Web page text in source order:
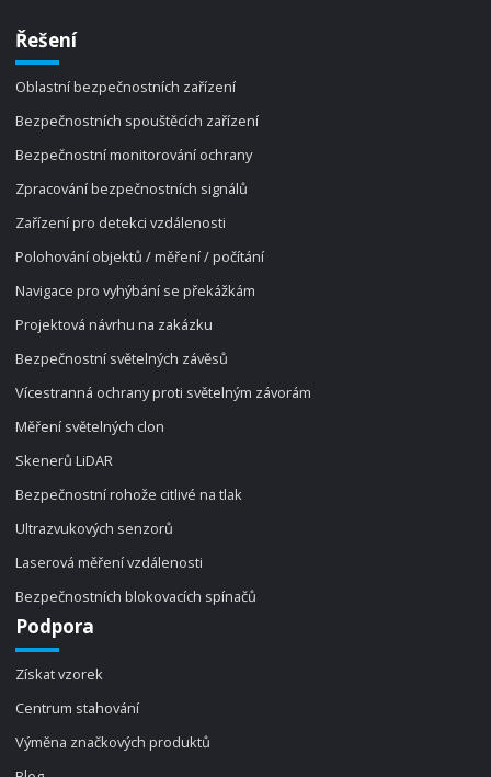
Řešení
Oblastní bezpečnostních zařízení
Bezpečnostních spouštěcích zařízení
Bezpečnostní monitorování ochrany
Zpracování bezpečnostních signálů
Zařízení pro detekci vzdálenosti
Polohování objektů / měření / počítání
Navigace pro vyhýbání se překážkám
Projektová návrhu na zakázku
Bezpečnostní světelných závěsů
Vícestranná ochrany proti světelným závorám
Měření světelných clon
Skenerů LiDAR
Bezpečnostní rohože citlivé na tlak
Ultrazvukových senzorů
Laserová měření vzdálenosti
Bezpečnostních blokovacích spínačů
Podpora
Získat vzorek
Centrum stahování
Výměna značkových produktů